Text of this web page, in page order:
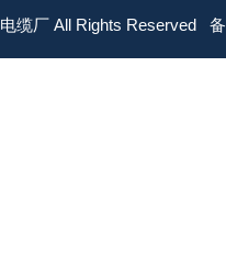
缆厂 All Rights Reserved